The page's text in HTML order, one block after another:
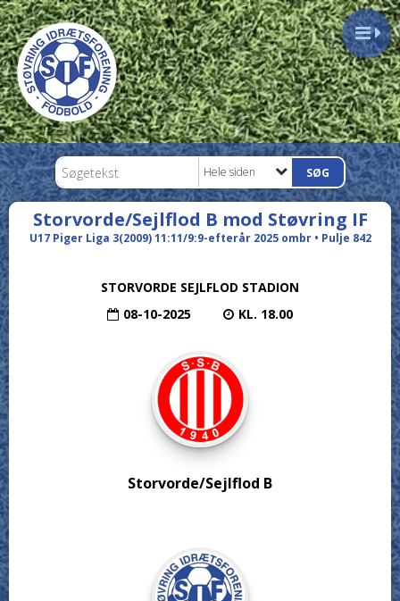
Hele siden
Storvorde/Sejlflod B mod Støvring IF
U17 Piger Liga 3(2009) 11:11/9:9-efterår 2025 ombr • Pulje 842
STORVORDE SEJLFLOD STADION
08-10-2025
KL. 18.00
Storvorde/Sejlflod B